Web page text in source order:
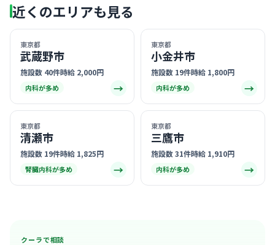
近くのエリアも見る
東京都
武蔵野市
施設数 40件時給 2,000円
内科が多め →
東京都
小金井市
施設数 19件時給 1,800円
内科が多め →
東京都
清瀬市
施設数 19件時給 1,825円
腎臓内科が多め →
東京都
三鷹市
施設数 31件時給 1,910円
内科が多め →
クーラで相談